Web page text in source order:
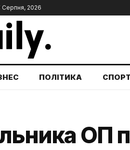
Серпня, 2026
ПОЛІТИКА СПОРТ
ОП